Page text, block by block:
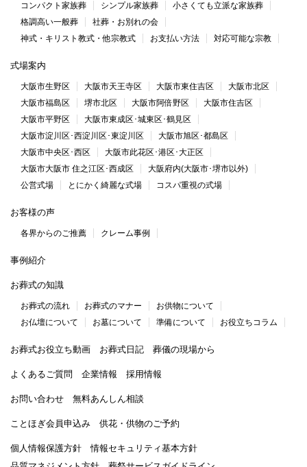
コンパクト家族葬
シンプル家族葬
小さくても立派な家族葬
格調高い一般葬
社葬・お別れの会
神式・キリスト教式・他宗教式
お支払い方法 対応可能な宗教
式場案内
大阪市生野区 大阪市天王寺区 大阪市東住吉区
大阪市北区
大阪市福島区
堺市北区 大阪市阿倍野区
大阪市住吉区
大阪市平野区
大阪市東成区･城東区･鶴見区
大阪市淀川区･西淀川区･東淀川区
大阪市旭区･都島区
大阪市中央区･西区
大阪市此花区･港区･大正区
大阪市大阪市 住之江区･西成区
大阪府内(大阪市･堺市以外)
公営式場
とにかく綺麗な式場 コスパ重視の式場
お客様の声
各界からのご推薦 クレーム事例
事例紹介
お葬式の知識
お葬式の流れ お葬式のマナー
お供物について
お仏壇について
お墓について 準備について お役立ちコラム
お葬式お役立ち動画 お葬式日記 葬儀の現場から
よくあるご質問 企業情報 採用情報
お問い合わせ 無料あんしん相談
ことほぎ会員申込み 供花・供物のご予約
個人情報保護方針
情報セキュリティ基本方針